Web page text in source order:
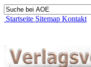
Startseite Sitemap Kontakt